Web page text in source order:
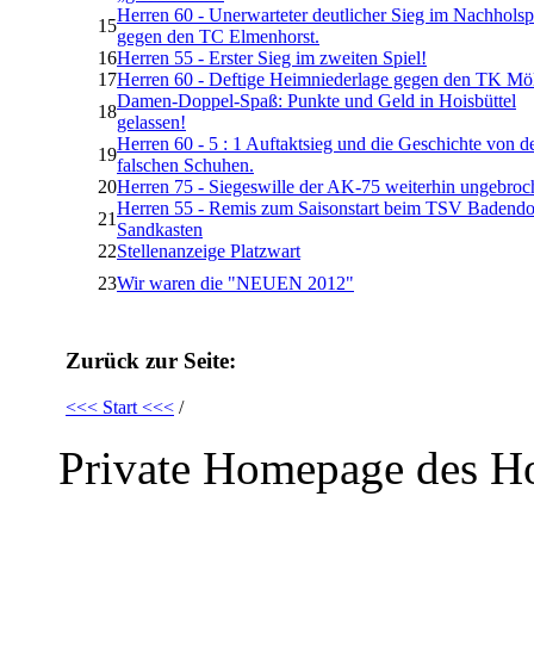
15
Herren 60 - Unerwarteter deutlicher Sieg im
gegen den TC Elmenhorst.
16Herren 55 - Erster Sieg im zweiten Spiel!
17Herren 60 - Deftige Heimniederlage gegen den TK
18
Damen-Doppel-Spaß: Punkte und Geld in Hoisbüttel
gelassen!
19
Herren 60 - 5 : 1 Auftaktsieg und die Geschichte von
falschen Schuhen.
20Herren 75 - Siegeswille der AK-75 weiterhin
21
Herren 55 - Remis zum Saisonstart beim TSV
Sandkasten
22Stellenanzeige Platzwart
23Wir waren die "NEUEN 2012"
Zurück zur Seite:
<<< Start <<< /
Private Homepage des